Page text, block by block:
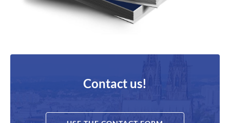
Contact us!